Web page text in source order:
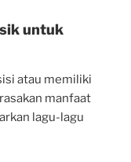
untuk
atau memiliki
manfaat
lagu-lagu